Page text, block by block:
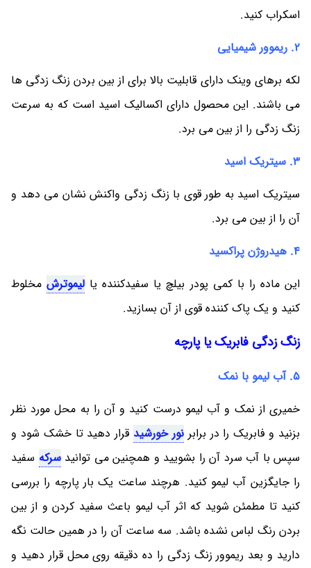
اسکراب کنید.
2. ریموور شیمیایی
لکه برهای وینک دارای قابلیت بالا برای از بین بردن زنگ زدگی ها
می باشند. این محصول دارای اکسالیک اسید است که به سرعت
زنگ زدگی را از بین می برد.
3. سیتریک اسید
سیتریک اسید به طور قوی با زنگ زدگی واکنش نشان می دهد و
آن را از بین می برد.
4. هیدروژن پراکسید
این ماده را با کمی پودر بیلچ یا سفیدکننده یا لیموترشمخلوط
کنید و یک پاک کننده قوی از آن بسازید.
زنگ زدگی فابریک یا پارچه
5. آب لیمو با نمک
خمیری از نمک و آب لیمو درست کنید و آن را به محل مورد نظر
بزنید و فابریک را در برابرنور خورشید قرار دهید تا خشک شود و
سپس با آب سرد آن را بشویید و همچنین می توانیدسرکه سفید
را جایگزین آب لیمو کنید. هرچند ساعت یک بار پارچه را بررسی
کنید تا مطمئن شوید که اثر آب لیمو باعث سفید کردن و از بین
بردن رنگ لباس نشده باشد. سه ساعت آن را در همین حالت نگه
دارید و بعد ریموور زنگ زدگی را ده دقیقه روی محل قرار دهید و